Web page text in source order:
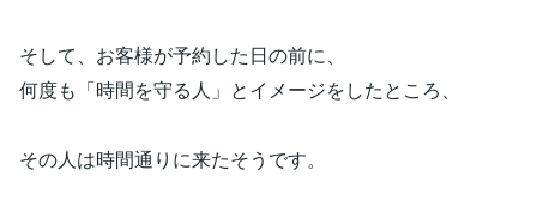
そして、お客様が予約した日の前に、
何度も「時間を守る人」とイメージをしたところ、
その人は時間通りに来たそうです。